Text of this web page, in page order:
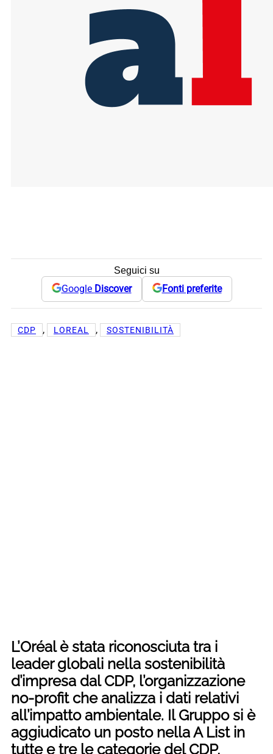
Seguici su
Google Discover Fonti preferite
CDP , LOREAL , SOSTENIBILITÀ
L’Oréalè stata riconosciuta tra i
leader globali nella sostenibilità
d’impresa dal CDP, l’organizzazione
no-profit che analizza i dati relativi
all’impatto ambientale. Il Gruppo si è
aggiudicato un posto nella A List in
tutte e tre le categorie del CDP,